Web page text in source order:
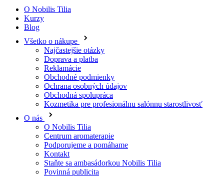
O Nobilis Tilia
Kurzy
Blog
Všetko o nákupe
Najčastejšie otázky
Doprava a platba
Reklamácie
Obchodné podmienky
Ochrana osobných údajov
Obchodná spolupráca
Kozmetika pre profesionálnu salónnu starostlivosť
O nás
O Nobilis Tilia
Centrum aromaterapie
Podporujeme a pomáhame
Kontakt
Staňte sa ambasádorkou Nobilis Tilia
Povinná publicita